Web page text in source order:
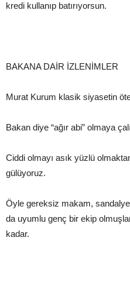
kredi kullanıp batırıyorsun.
BAKANA DAİR İZLENİMLER
Murat Kurum klasik siyasetin
Bakan diye “ağır abi” olmaya
Ciddi olmayı asık yüzlü
gülüyoruz.
Öyle gereksiz makam,
da uyumlu genç bir ekip
kadar.